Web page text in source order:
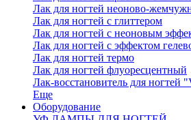
Лак для ногтей неоново-
Лак для ногтей с глиттером
Лак для ногтей с неоновым
Лак для ногтей с эффектом
Лак для ногтей термо
Лак для ногтей флуоресцентный
Лак-восстановитель для ногтей
Еще
Оборудование